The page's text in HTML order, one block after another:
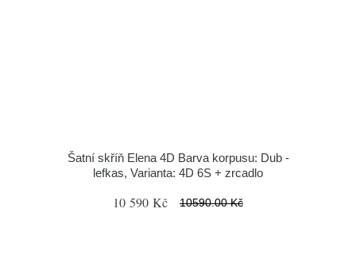
Šatní skříň Elena 4D Barva korpusu: Dub -
lefkas, Varianta: 4D 6S + zrcadlo
10 590 Kč 10590.00 Kč